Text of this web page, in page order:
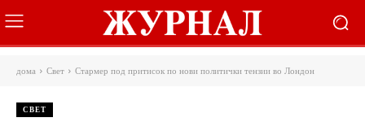
дома Свет Стармер под притисок по нови политички тензии во Лондон
СВЕТ